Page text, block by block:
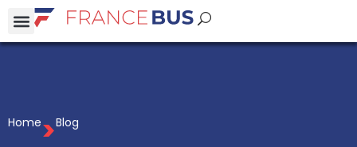
Home>Blog